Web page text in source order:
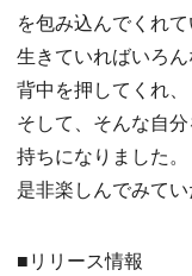
を包み込んでくれて
生きていればいろ
背中を押してくれ、
そして、そんな自
持ちになりました。
是非楽しんでみて
■リリース情報